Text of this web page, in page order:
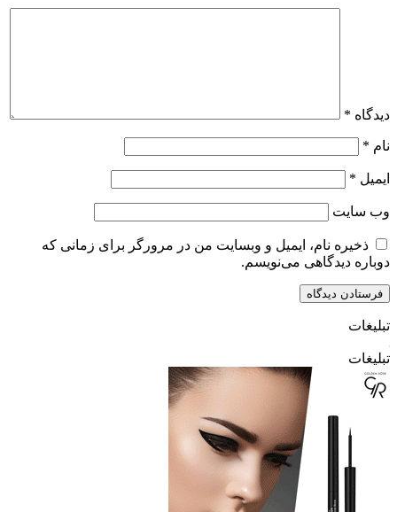
دیدگاه *
نام *
ایمیل *
وب‌ سایت
ذخیره نام، ایمیل و وبسایت من در مرورگر برای زمانی که
دوباره دیدگاهی می‌نویسم.
تبلیغات